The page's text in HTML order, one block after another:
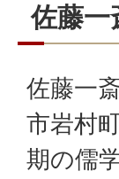
佐藤一
佐藤一
市岩村
期の儒